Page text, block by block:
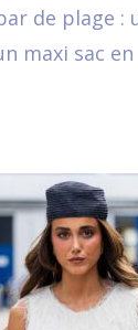
de plage :
maxi sac